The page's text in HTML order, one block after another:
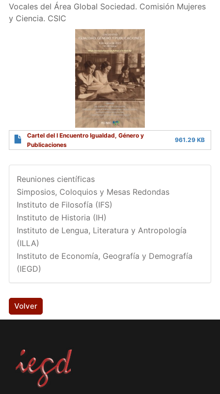
Vocales del Área Global Sociedad. Comisión Mujeres
y Ciencia. CSIC
Cartel del I Encuentro Igualdad, Género y
Publicaciones
961.29 KB
Reuniones científicas
Simposios, Coloquios y Mesas Redondas
Instituto de Filosofía (IFS)
Instituto de Historia (IH)
Instituto de Lengua, Literatura y Antropología
(ILLA)
Instituto de Economía, Geografía y Demografía
(IEGD)
Volver